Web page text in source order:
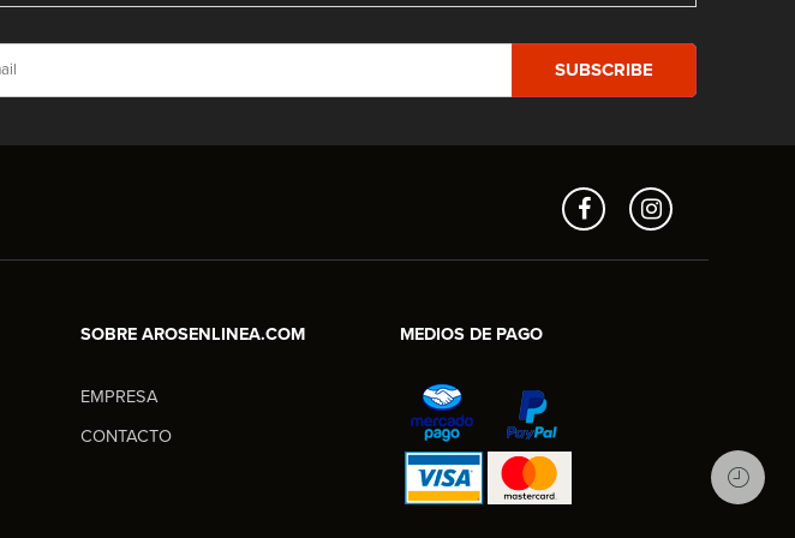
SOBRE AROSENLINEA.COM
EMPRESA
CONTACTO
MEDIOS DE PAGO
Aros en Línea
Asesor Comercial